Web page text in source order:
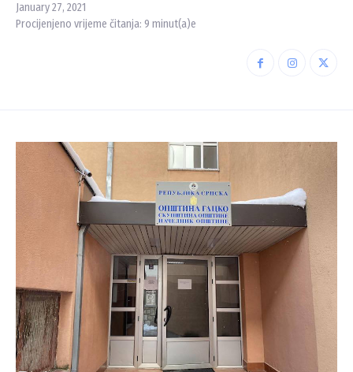
January 27, 2021
Procijenjeno vrijeme čitanja: 9 minut(a)e